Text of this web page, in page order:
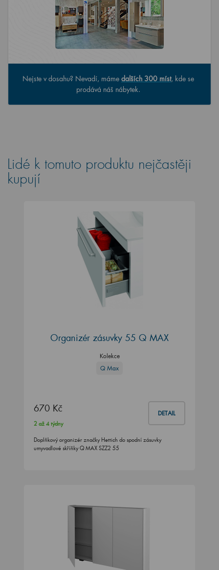
Nejste v dosahu? Nevadí, máme dalších 300 míst, kde se
prodává náš nábytek.
Lidé k tomuto produktu nejčastěji
kupují
Organizér zásuvky 55 Q MAX
Kolekce
Q Max
670 Kč DETAIL
2 až 4 týdny
Doplňkový organizér značky Hettich do spodní zásuvky
umyvadlové skříňky Q MAX SZZ2 55